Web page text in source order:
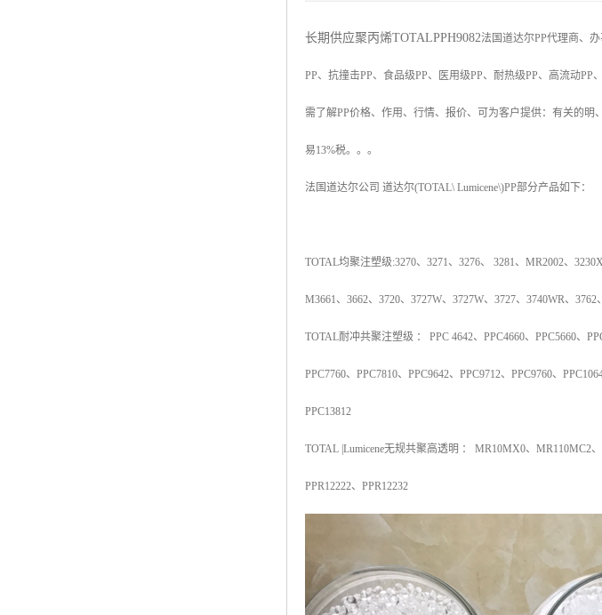
长期供应聚丙烯TOTALPPH9082法国道达尔PP代理商、
PP、抗撞击PP、食品级PP、医用级PP、耐热级PP、高流动PP、
需了解PP价格、作用、行情、报价、可为客户提供：有关的明
易13%税。。。
法国道达尔公司 道达尔(TOTAL\ Lumicene\)PP部分产品如下：
TOTAL均聚注塑级:3270、 3271、 3276、 3281、 MR2002、
M3661、 3662、 3720、 3727W、 3727W、 3727、 3740WR、 3762、
TOTAL耐冲共聚注塑级 ： PPC 4642、 PPC4660、 PPC5660、
PPC7760、 PPC7810、 PPC9642、 PPC9712、 PPC9760、
PPC13812
TOTAL |Lumicene无规共聚高透明 ： MR10MX0、 MR110MC2、
PPR12222、 PPR12232